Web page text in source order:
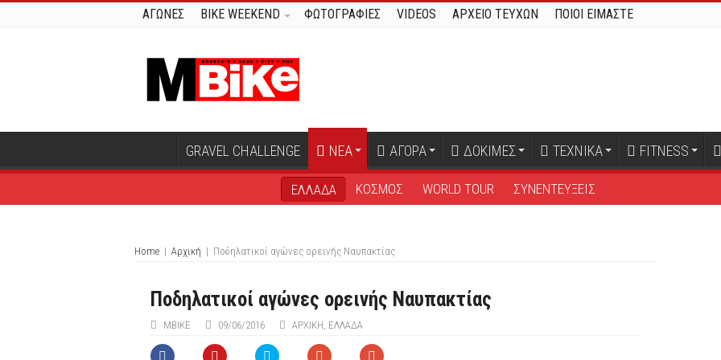
ΑΓΩΝΕΣ BIKE WEEKEND ΦΩΤΟΓΡΑΦΙΕΣ VIDEOS ΑΡΧΕΙΟ ΤΕΥΧΩΝ ΠΟΙΟΙ ΕΙΜΑΣΤΕ
GRAVEL CHALLENGE ΝΕΑ ΑΓΟΡΑ ΔΟΚΙΜΕΣ ΤΕΧΝΙΚΑ FITNESS
ΕΛΛΑΔΑ ΚΟΣΜΟΣ WORLD TOUR ΣΥΝΕΝΤΕΥΞΕΙΣ
Home | Αρχική | Ποδηλατικοί αγώνες ορεινής Ναυπακτίας
Ποδηλατικοί αγώνες ορεινής Ναυπακτίας
MBIKE 09/06/2016 ΑΡΧΙΚΉ ΕΛΛΑΔΑ